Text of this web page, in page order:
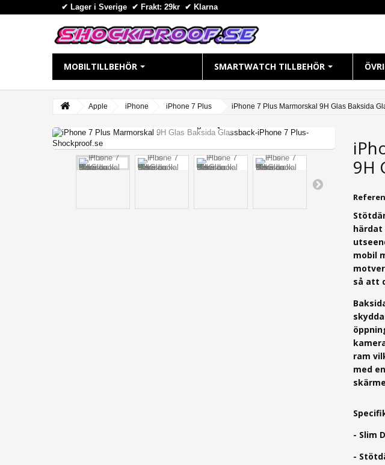
✔ Lager i Sverige ✔ Frakt: 29kr ✔ Klarna
MOBILTILLBEHÖR
iPhone 16 Plus
iPhone 16 Pro
SMARTWATCH TILLBEHÖR
Apple Watch 41mm
Apple iPhone iPhone 7 Plus iPhone 7 Plus Marmorskal 9H Glas Baksida
9H
härdat
mobil
så att
ram
med
- Slim
-